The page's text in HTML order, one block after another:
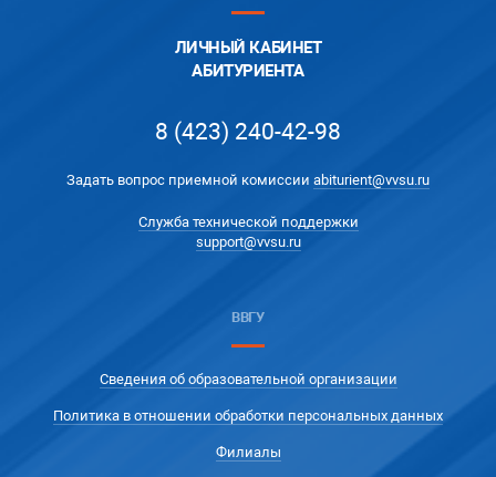
ЛИЧНЫЙ КАБИНЕТ
АБИТУРИЕНТА
8 (423) 240-42-98
Задать вопрос приемной комиссии abiturient@vvsu.ru
Служба технической поддержки
support@vvsu.ru
ВВГУ
Сведения об образовательной организации
Политика в отношении обработки персональных данных
Филиалы